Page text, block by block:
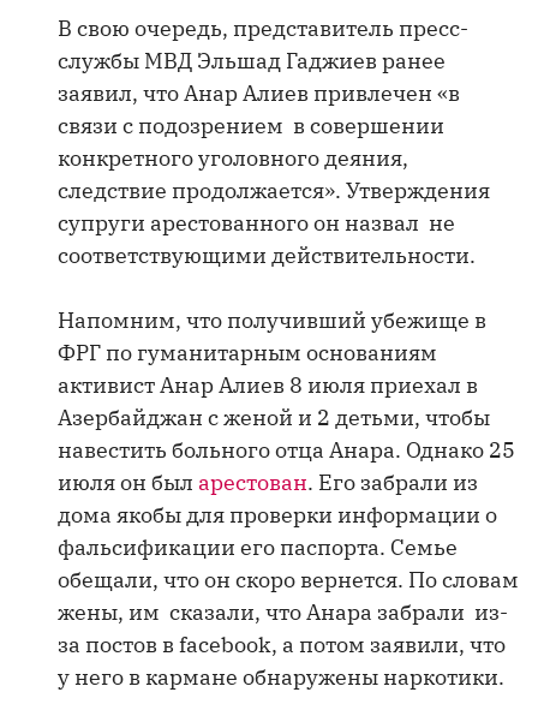
В свою очередь, представитель пресс-
службы МВД Эльшад Гаджиев ранее
заявил, что Анар Алиев привлечен «в
связи с подозрением в совершении
конкретного уголовного деяния,
следствие продолжается». Утверждения
супруги арестованного он назвал не
соответствующими действительности.
Напомним, что получивший убежище в
ФРГ по гуманитарным основаниям
активист Анар Алиев 8 июля приехал в
Азербайджан с женой и 2 детьми, чтобы
навестить больного отца Анара. Однако 25
июля он был арестован. Его забрали из
дома якобы для проверки информации о
фальсификации его паспорта. Семье
обещали, что он скоро вернется. По словам
жены, им сказали, что Анара забрали из-
за постов в facebook, а потом заявили, что
у него в кармане обнаружены наркотики.